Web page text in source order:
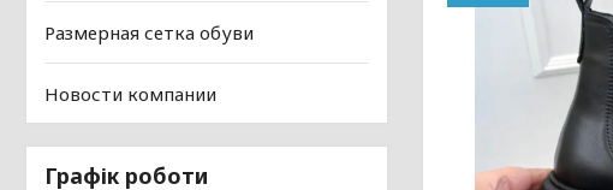
Размерная сетка обуви
Новости компании
Графік роботи